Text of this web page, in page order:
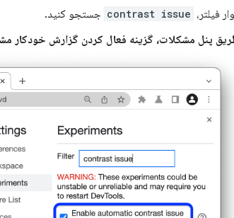
فیلتر، contrast issue جستجو کنید.
پنل مشکلات، گزینه فعال کردن گزارش خودکار